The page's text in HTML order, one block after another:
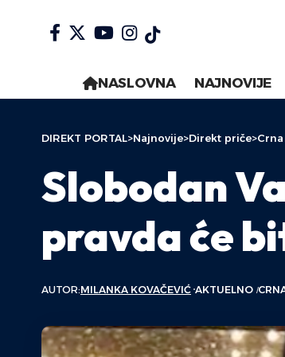
NASLOVNA NAJNOVIJE
DIREKT PORTAL>Najnovije>Direkt priče>
Slobodan
pravda će
AUTOR:MILANKA KOVAČEVIĆ AKTUELNO